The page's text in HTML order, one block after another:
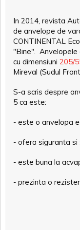
In 2014, revista
de anvelope de
CONTINENTAL
"Bine".
cu dimensiuni 205/
Mireval (Sudul
S-a scris despre
5 ca este:
- este o anvelopa
- ofera siguranta
- este buna la
- prezinta o